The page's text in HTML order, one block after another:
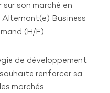
son marché en
Alternant(e) Business
(H/F).
de développement
renforcer sa
marchés